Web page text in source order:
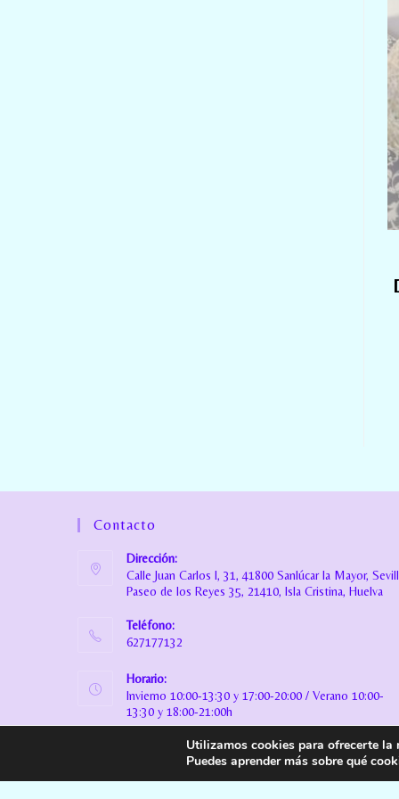
Contacto
Dirección:
Calle Juan Carlos I, 31, 41800 Sanlúcar la Mayor,
Paseo de los Reyes 35, 21410, Isla Cristina, Huelva
Teléfono:
627177132
Horario:
Invierno 10:00-13:30 y 17:00-20:00 / Verano 10:00-
13:30 y 18:00-21:00h
info@danielamiranda.es
Utilizamos cookies para ofrecerte la
Puedes aprender más sobre qué